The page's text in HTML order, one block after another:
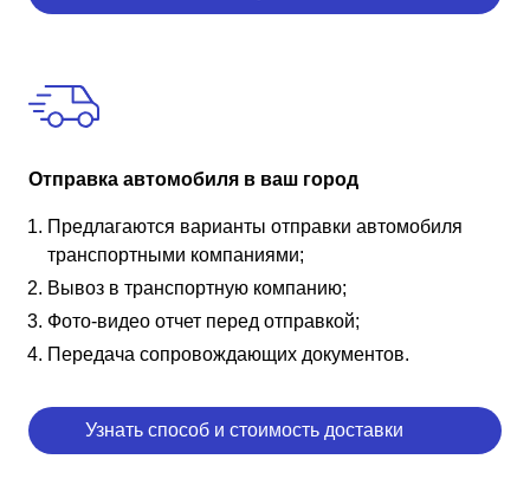
Отправка автомобиля в ваш город
Предлагаются варианты отправки автомобиля
транспортными компаниями;
Вывоз в транспортную компанию;
Фото-видео отчет перед отправкой;
Передача сопровождающих документов.
Узнать способ и стоимость доставки